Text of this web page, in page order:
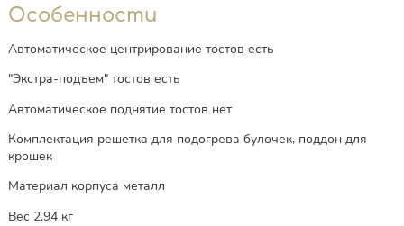
Особенности
Автоматическое центрирование тостов есть
"Экстра-подъем" тостов есть
Автоматическое поднятие тостов нет
Комплектация решетка для подогрева булочек, поддон для
крошек
Материал корпуса металл
Вес 2.94 кг